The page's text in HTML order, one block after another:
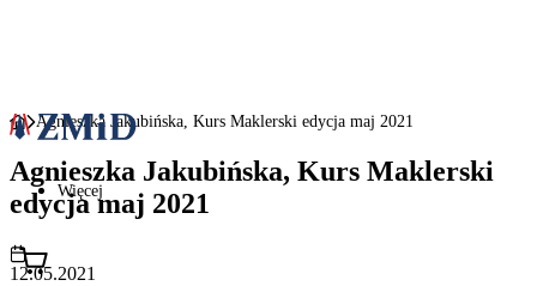
Więcej
Agnieszka Jakubińska, Kurs Maklerski edycja maj 2021
Agnieszka Jakubińska, Kurs Maklerski
edycja maj 2021
12.05.2021